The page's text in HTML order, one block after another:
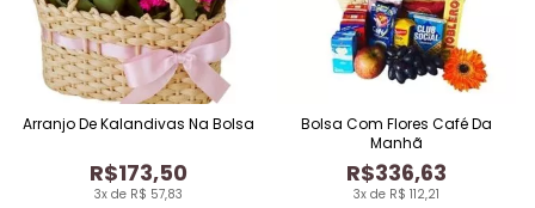
3x de R$ 57,83
R$173,50
Arranjo De Kalandivas Na Bolsa
3x de R$ 112,21
R$336,63
Bolsa Com Flores Café Da
Manhã